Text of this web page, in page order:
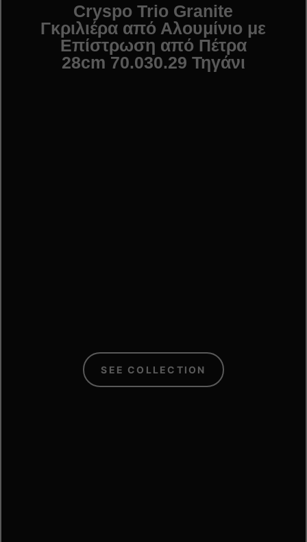
Cryspo Trio Granite
Γκριλιέρα από Αλουμίνιο με
Επίστρωση από Πέτρα
28cm 70.030.29 Τηγάνι
SEE COLLECTION